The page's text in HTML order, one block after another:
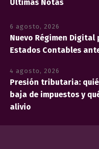
Ultimas Notas
6 agosto, 2026
Nuevo Régimen
Estados Contables
4 agosto, 2026
Presión tributaria:
baja de impuestos y
alivio